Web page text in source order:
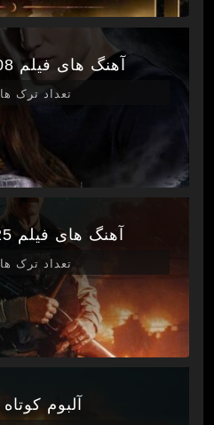
آهنگ های فیلم Twilight 2008
تعداد ترک ها 12
آهنگ های فیلم Normal 2025
تعداد ترک ها 16
آلبوم کوتاه FEAR